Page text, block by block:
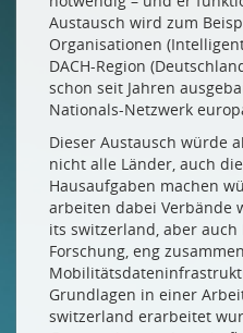
Austausch wird zum
Organisationen
DACH-Region
schon seit Jahren
Nationals-Netzwerk
Dieser Austausch würde
nicht alle Länder, auch
Hausaufgaben machen
arbeiten dabei Verbände
its switzerland, aber
Forschung, eng
Grundlagen in einer
switzerland erarbeitet